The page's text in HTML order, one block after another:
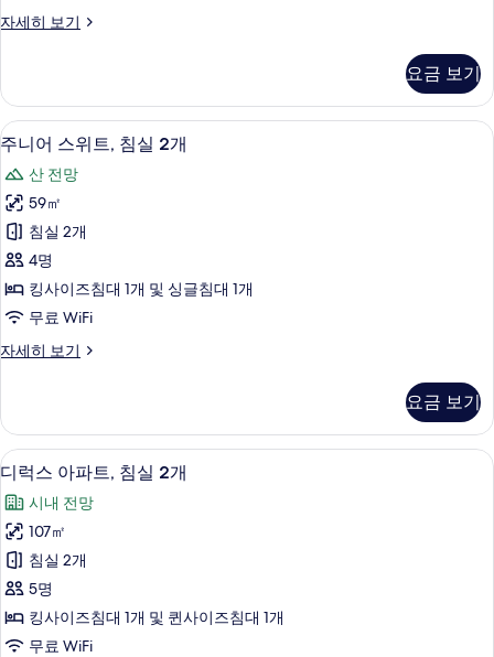
개
진
모
두
보
기
자세히 보기
스
룸,
침
실
개
자
세
히
보
기
요금 보기
주
니
어
스
위
트,
침
2
사
진
모
두
보
기
주니어 스위트, 침실 2개 | 이집트산
22
주니어 스위트, 침실 2개
산 전망
59㎡
침실 2개
4명
킹사이즈침대 1개 및 싱글침대 1개
무료 WiFi
자세히 보기
주
위
트,
침
실
2
개
자
세
히
보
기
요금 보기
디
럭
스
아
파
트,
침
디럭스 아파트, 침실 2개 | 이집트산
31
디럭스 아파트, 침실 2개
시내 전망
107㎡
침실 2개
5명
킹사이즈침대 1개 및 퀸사이즈침대 1개
무료 WiFi